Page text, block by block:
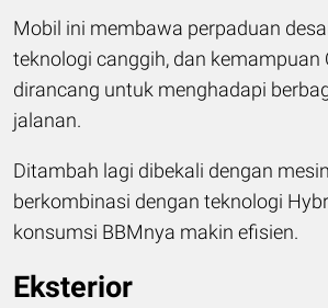
Mobil ini membawa perpaduan
teknologi canggih, dan kemampuan
dirancang untuk menghadapi
jalanan.
Ditambah lagi dibekali dengan
berkombinasi dengan teknologi
konsumsi BBMnya makin efisien.
Eksterior